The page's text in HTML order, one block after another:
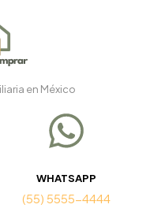
en México
WHATSAPP
(55) 5555-4444